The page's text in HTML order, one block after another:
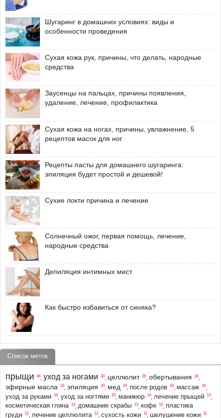
Шугаринг в домашних условиях: виды и
особенности проведения
Сухая кожа рук, причины, что делать, народные
средства
Заусенцы на пальцах, причины появления,
удаление, лечение, профилактика
Сухая кожа на ногах, причины, увлажнение, 5
рецептов масок для ног
Рецепты пасты для домашнего шугаринга:
эпиляция будет простой и дешевой!
Сухие локти причина и лечение
Солнечный ожог, первая помощь, лечение,
народные средства
Депиляция интимных мест
Как быстро избавиться от синяка?
Список меток
прыщи 46, уход за ногами 30, целлюлит 26, обертывания 24,
эфирные масла 23 эпиляция 20, мед 19 после родов 16 массаж 16
уход за руками 16 уход за ногтями 15 маникюр 14, лечение прыщей 13
косметическая глина 13 домашние скрабы 13 кофе 12
пластика
груди 12 лечение целлюлита 12 сухость кожи 11 шелушение кожи 11